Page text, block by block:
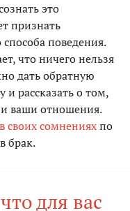
это
признать
поведения.
что ничего нельзя
дать обратную
и рассказать о том,
и ваши отношения.
своих сомненияхпо
брак.
для вас